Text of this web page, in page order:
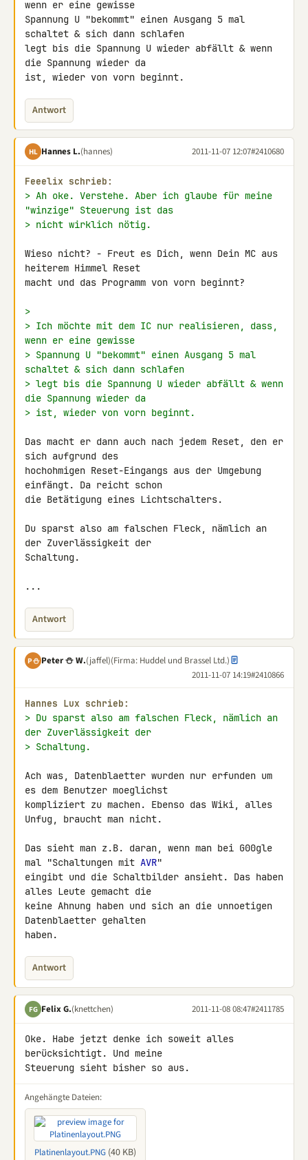
wenn er eine gewisse
Spannung U "bekommt" einen Ausgang 5 mal
schaltet & sich dann schlafen
legt bis die Spannung U wieder abfällt & wenn
die Spannung wieder da
ist, wieder von vorn beginnt.
Antwort
HL Hannes L.(hannes) 2011-11-07 12:07#2410680
Feeelix schrieb:
> Ah oke. Verstehe. Aber ich glaube für meine
"winzige" Steuerung ist das
> nicht wirklich nötig.
Wieso nicht? - Freut es Dich, wenn Dein MC aus
heiterem Himmel Reset
macht und das Programm von vorn beginnt?
>
> Ich möchte mit dem IC nur realisieren, dass,
wenn er eine gewisse
> Spannung U "bekommt" einen Ausgang 5 mal
schaltet & sich dann schlafen
> legt bis die Spannung U wieder abfällt & wenn
die Spannung wieder da
> ist, wieder von vorn beginnt.
Das macht er dann auch nach jedem Reset, den er
sich aufgrund des
hochohmigen Reset-Eingangs aus der Umgebung
einfängt. Da reicht schon
die Betätigung eines Lichtschalters.
Du sparst also am falschen Fleck, nämlich an
der Zuverlässigkeit der
Schaltung.
...
Antwort
P⛄ Peter ⛄ W.(jaffel)(Firma: Huddel und Brassel Ltd.)
2011-11-07 14:19#2410866
Hannes Lux schrieb:
> Du sparst also am falschen Fleck, nämlich an
der Zuverlässigkeit der
> Schaltung.
Ach was, Datenblaetter wurden nur erfunden um
es dem Benutzer moeglichst
kompliziert zu machen. Ebenso das Wiki, alles
Unfug, braucht man nicht.
Das sieht man z.B. daran, wenn man bei G00gle
mal "Schaltungen mit AVR"
eingibt und die Schaltbilder ansieht. Das haben
alles Leute gemacht die
keine Ahnung haben und sich an die unnoetigen
Datenblaetter gehalten
haben.
Antwort
FG Felix G.(knettchen) 2011-11-08 08:47#2411785
Oke. Habe jetzt denke ich soweit alles
berücksichtigt. Und meine
Steuerung sieht bisher so aus.
Angehängte Dateien:
Platinenlayout.PNG (40 KB)